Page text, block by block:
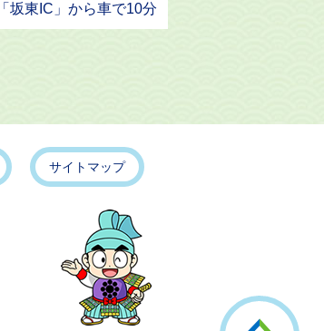
「坂東IC」から車で10分
サイトマップ